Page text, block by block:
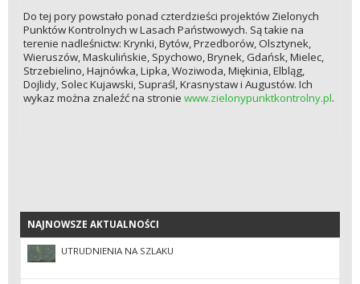
Do tej pory powstało ponad czterdzieści projektów Zielonych
Punktów Kontrolnych w Lasach Państwowych. Są takie na
terenie nadleśnictw: Krynki, Bytów, Przedborów, Olsztynek,
Wieruszów, Maskulińskie, Spychowo, Brynek, Gdańsk, Mielec,
Strzebielino, Hajnówka, Lipka, Woziwoda, Miękinia, Elbląg,
Dojlidy, Solec Kujawski, Supraśl, Krasnystaw i Augustów. Ich
wykaz można znaleźć na stronie www.zielonypunktkontrolny.pl.
NAJNOWSZE AKTUALNOŚCI
NAJNOWSZE AKTUALNOŚCI
UTRUDNIENIA NA SZLAKU